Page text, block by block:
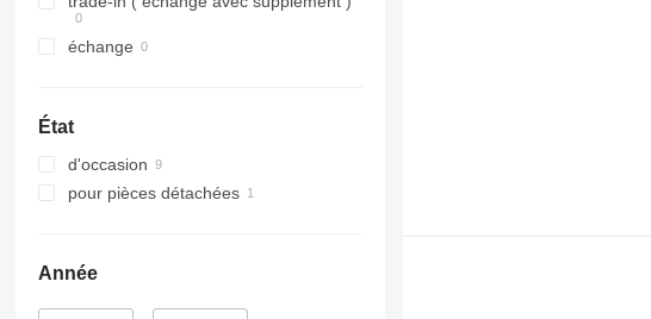
échange
État
d'occasion
pour pièces détachées
Année